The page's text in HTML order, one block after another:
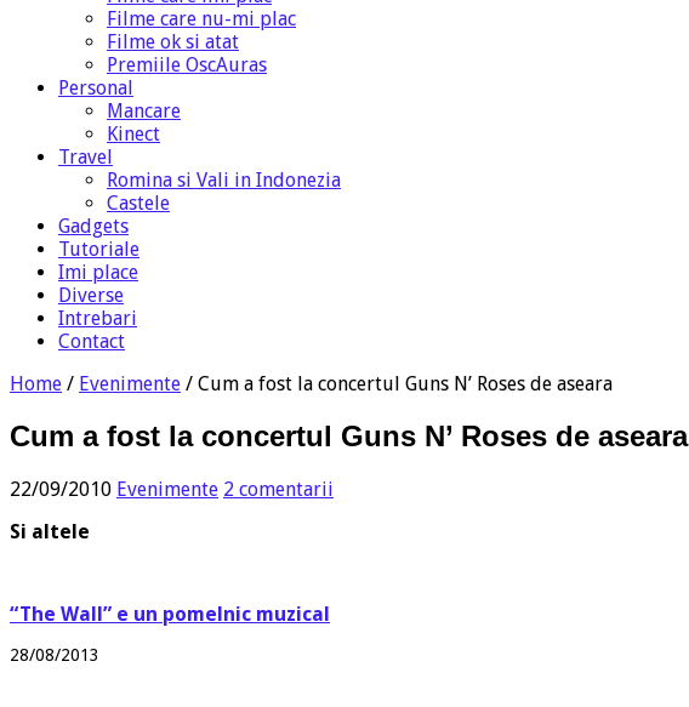
Filme care nu-mi plac
Filme ok si atat
Premiile OscAuras
Personal
Mancare
Kinect
Travel
Romina si Vali in Indonezia
Castele
Gadgets
Tutoriale
Imi place
Diverse
Intrebari
Contact
Home / Evenimente / Cum a fost la concertul Guns N’ Roses de aseara
Cum a fost la concertul Guns N’ Roses de aseara
22/09/2010 Evenimente 2 comentarii
Si altele
“The Wall” e un pomelnic muzical
28/08/2013